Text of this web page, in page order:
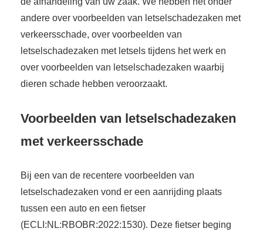
andere over voorbeelden van letselschadezaken met
verkeersschade, over voorbeelden van
letselschadezaken met letsels tijdens het werk en
over voorbeelden van letselschadezaken waarbij
dieren schade hebben veroorzaakt.
Voorbeelden van letselschadezaken
met verkeersschade
Bij een van de recentere voorbeelden van
letselschadezaken vond er een aanrijding plaats
tussen een auto en een fietser
(ECLI:NL:RBOBR:2022:1530). Deze fietser beging